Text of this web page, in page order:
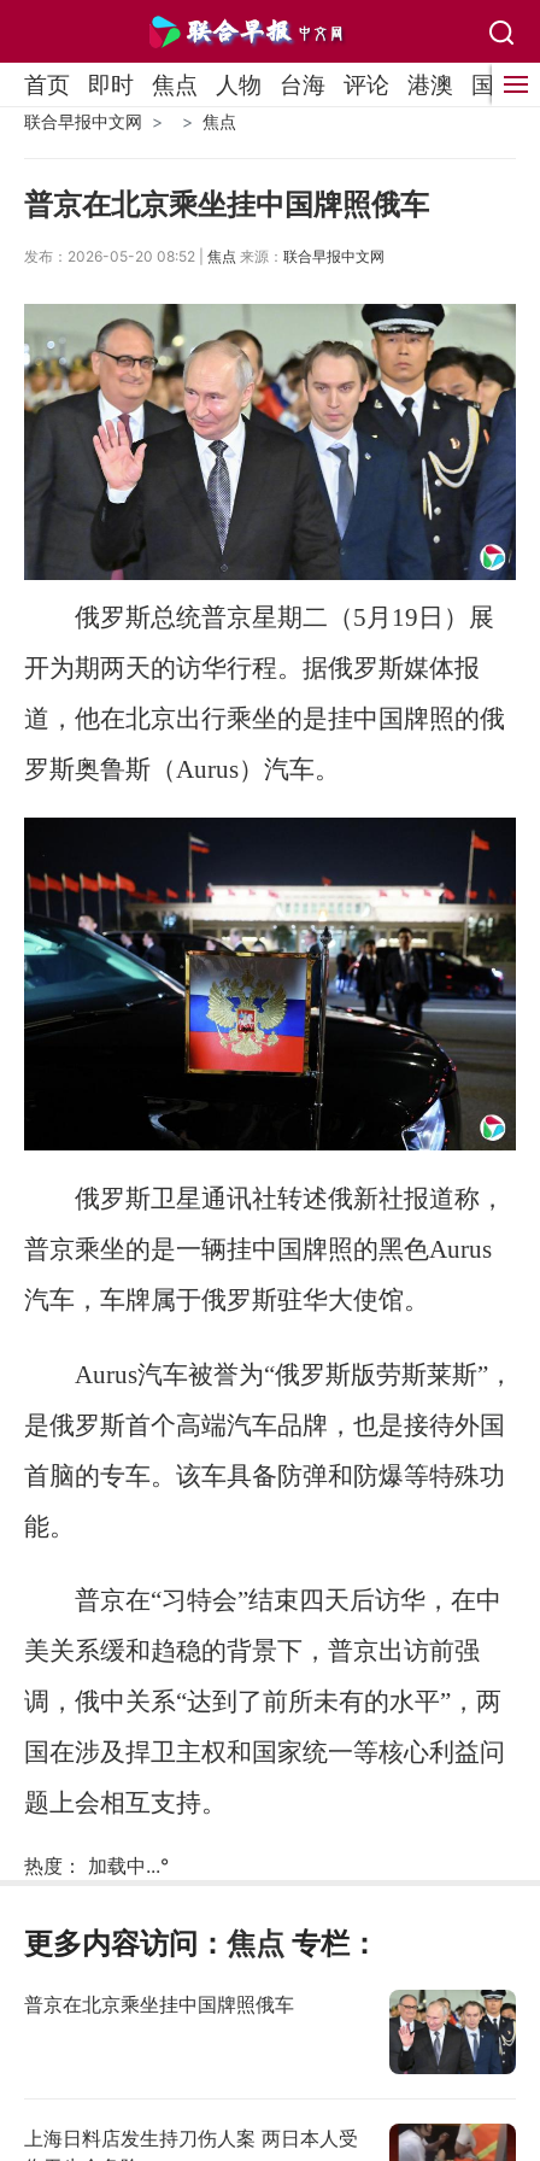
首页 即时 焦点 人物 台海 评论 港澳 国际
联合早报中文网 焦点
普京在北京乘坐挂中国牌照俄车
发布：2026-05-20 08:52 | 焦点 来源： 联合早报中文网
俄罗斯总统普京星期二（5月19日）展
开为期两天的访华行程。据俄罗斯媒体报
道，他在北京出行乘坐的是挂中国牌照的俄
罗斯奥鲁斯（Aurus）汽车。
俄罗斯卫星通讯社转述俄新社报道称，
普京乘坐的是一辆挂中国牌照的黑色Aurus
汽车，车牌属于俄罗斯驻华大使馆。
Aurus汽车被誉为“俄罗斯版劳斯莱斯”，
是俄罗斯首个高端汽车品牌，也是接待外国
首脑的专车。该车具备防弹和防爆等特殊功
能。
普京在“习特会”结束四天后访华，在中
美关系缓和趋稳的背景下，普京出访前强
调，俄中关系“达到了前所未有的水平”，两
国在涉及捍卫主权和国家统一等核心利益问
题上会相互支持。
热度： 加载中...°
更多内容访问： 焦点 专栏：
普京在北京乘坐挂中国牌照俄车
上海日料店发生持刀伤人案 两日本人受